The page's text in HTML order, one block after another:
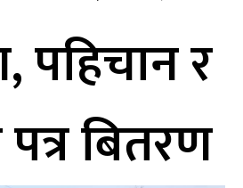
पहिचान र
बितरण